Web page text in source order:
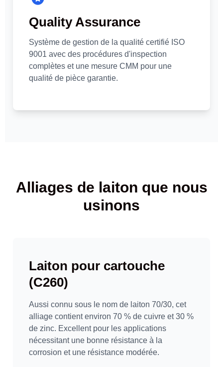
Quality Assurance
Système de gestion de la qualité certifié ISO
9001 avec des procédures d'inspection
complètes et une mesure CMM pour une
qualité de pièce garantie.
Alliages de laiton que nous
usinons
Laiton pour cartouche
(C260)
Aussi connu sous le nom de laiton 70/30, cet
alliage contient environ 70 % de cuivre et 30 %
de zinc. Excellent pour les applications
nécessitant une bonne résistance à la
corrosion et une résistance modérée.